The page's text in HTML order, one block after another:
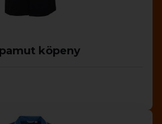
köpeny